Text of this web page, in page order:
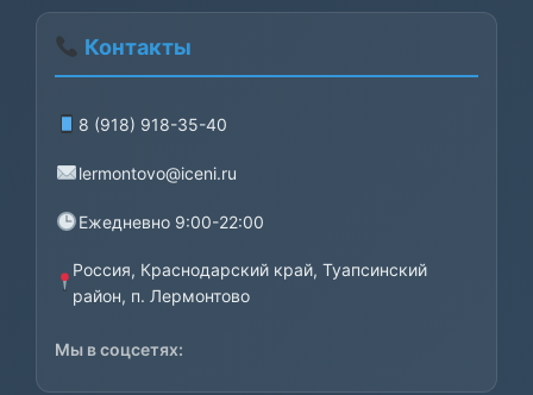
Контакты
8 (918) 918-35-40
lermontovo@iceni.ru
Ежедневно 9:00-22:00
Россия, Краснодарский край, Туапсинский
район, п. Лермонтово
Мы в соцсетях: